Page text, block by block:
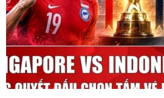
Trung tâm Giáo dục Truyền thống
học Tâm lý Giáo dục Việt Nam)
ân các anh hùng liệt sỹ tại tỉnh
quốc Campuchia.